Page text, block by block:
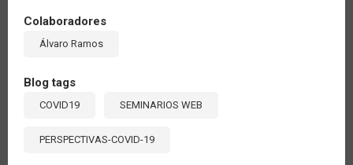
Colaboradores
Álvaro Ramos
Blog tags
COVID19 SEMINARIOS WEB
PERSPECTIVAS-COVID-19